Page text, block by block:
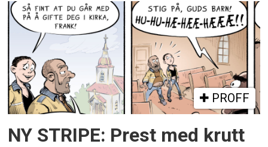
PROFF
NY STRIPE: Prest med krutt